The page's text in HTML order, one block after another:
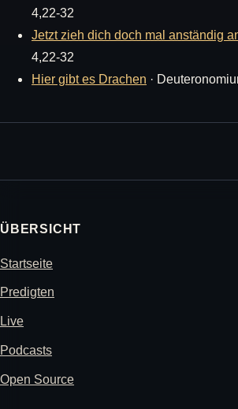
4,22-32
Jetzt zieh dich doch mal anständig
4,22-32
Hier gibt es Drachen ·
ÜBERSICHT
Startseite
Predigten
Live
Podcasts
Open Source